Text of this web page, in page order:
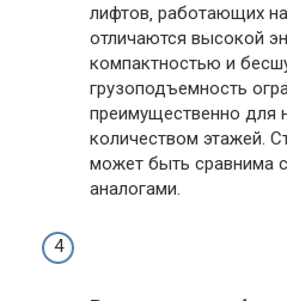
лифтов‚ работающих
отличаются высокой
компактностью и
грузоподъемность
преимущественно
количеством этажей.
может быть сравнима
аналогами.